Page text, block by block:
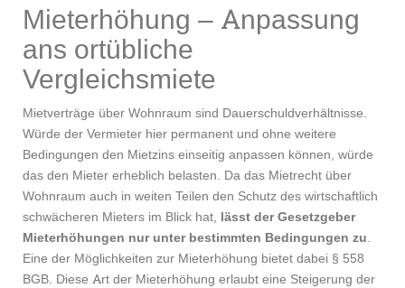
Mieterhöhung – Anpassung
ans ortübliche
Vergleichsmiete
Mietverträge über Wohnraum sind Dauerschuldverhältnisse.
Würde der Vermieter hier permanent und ohne weitere
Bedingungen den Mietzins einseitig anpassen können, würde
das den Mieter erheblich belasten. Da das Mietrecht über
Wohnraum auch in weiten Teilen den Schutz des wirtschaftlich
schwächeren Mieters im Blick hat, lässt der Gesetzgeber
Mieterhöhungen nur unter bestimmten Bedingungen zu.
Eine der Möglichkeiten zur Mieterhöhung bietet dabei § 558
BGB. Diese Art der Mieterhöhung erlaubt eine Steigerung der